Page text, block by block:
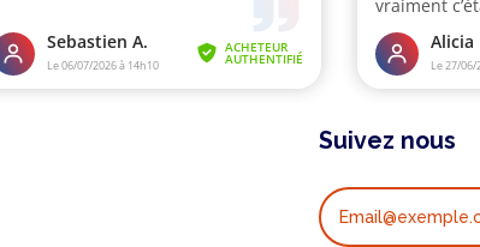
Suivez nous